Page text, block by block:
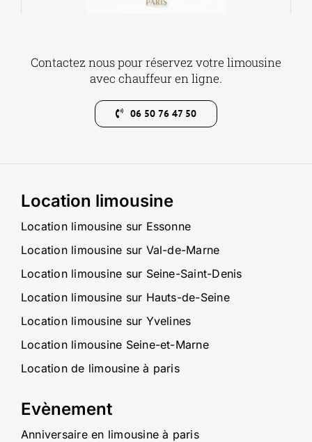
Contactez nous pour réservez votre limousine
avec chauffeur en ligne.
06 50 76 47 50
Location limousine
Location limousine sur Essonne
Location limousine sur Val-de-Marne
Location limousine sur Seine-Saint-Denis
Location limousine sur Hauts-de-Seine
Location limousine sur Yvelines
Location limousine Seine-et-Marne
Location de limousine à paris
Evènement
Anniversaire en limousine à paris